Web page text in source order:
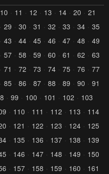
10 11 12 13 14 20
21
29 30 31 32 33 34
35
43 44 45 46 47 48
49
57 58 59 60 61 62
63
71 72 73 74 75 76
77
85 86 87 88 89 90
91
99 100 101 102
103
110 111 112 113
114
121 122 123 124
125
135 136 137 138
139
146 147 148 149
150
157 158 159 160
161